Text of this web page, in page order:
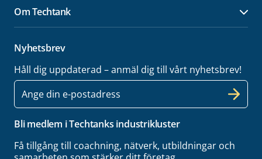
Om Techtank
Nyhetsbrev
Håll dig uppdaterad – anmäl dig till vårt nyhetsbrev!
E-
post
Bli medlem i Techtanks industrikluster
Få tillgång till coachning, nätverk, utbildningar och